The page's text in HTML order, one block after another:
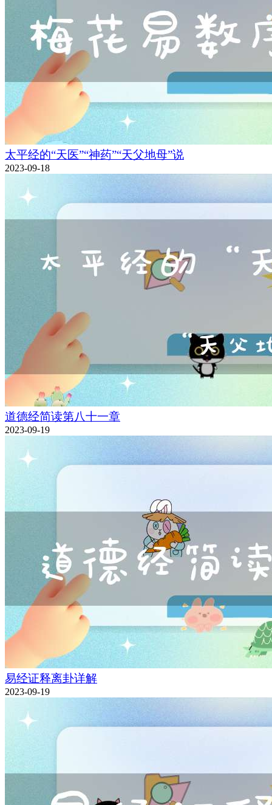
太平经的“天医”“神药”“天父地母”说
2023-09-18
道德经简读第八十一章
2023-09-19
易经证释离卦详解
2023-09-19